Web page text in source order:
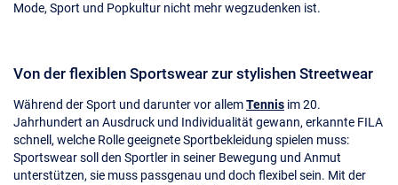
Mode, Sport und Popkultur nicht mehr wegzudenken ist.
Von der flexiblen Sportswear zur stylishen Streetwear
Während der Sport und darunter vor allemTennis im 20.
Jahrhundert an Ausdruck und Individualität gewann, erkannte FILA
schnell, welche Rolle geeignete Sportbekleidung spielen muss:
Sportswear soll den Sportler in seiner Bewegung und Anmut
unterstützen, sie muss passgenau und doch flexibel sein. Mit der